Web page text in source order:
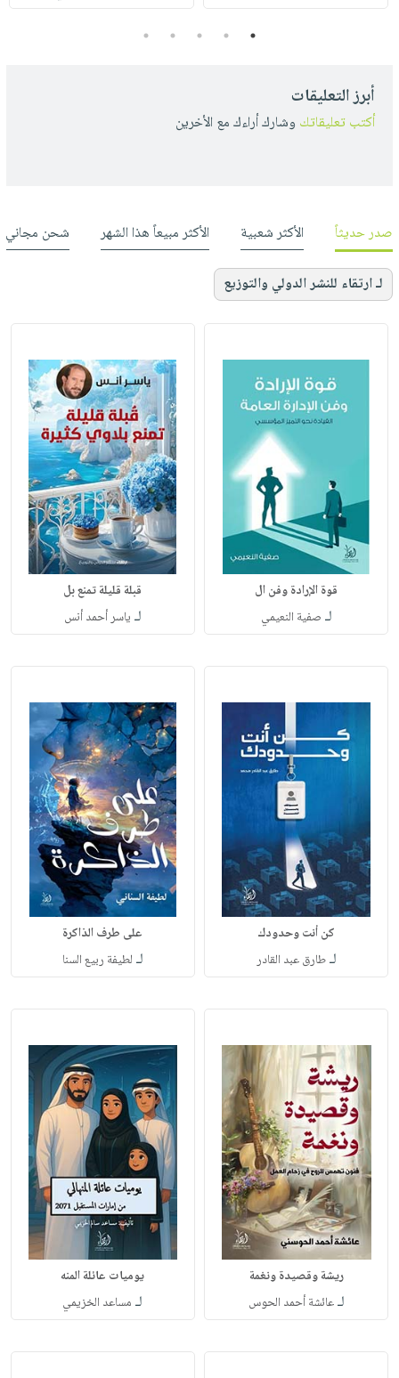
1
2
3
4
5
أبرز التعليقات
أكتب تعليقاتك وشارك أراءك مع الأخرين
صدر حديثاً الأكثر شعبية الأكثر مبيعاً هذا الشهر شحن مجاني
لـ ارتقاء للنشر الدولي والتوزيع
قوة الإرادة وفن ال
لـ صفية النعيمي
قبلة قليلة تمنع بل
لـ ياسر أحمد أنس
كن أنت وحدودك
لـطارق عبد القادر
على طرف الذاكرة
لـ لطيفة ربيع السنا
ريشة وقصيدة ونغمة
لـعائشة أحمد الحوس
يوميات عائلة المنه
لـ مساعد الخزيمي